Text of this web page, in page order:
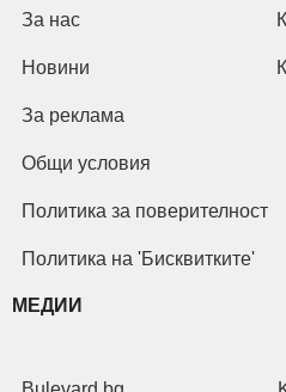
За нас
Новини
За реклама
Общи условия
Политика за поверителност
Политика на 'Бисквитките'
МЕДИИ